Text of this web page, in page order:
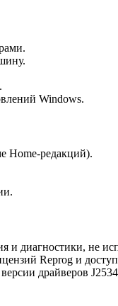
Windows.
Home-редакций).
диагностики, не
Reprog и
драйверов